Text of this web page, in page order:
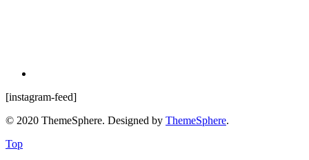
[instagram-feed]
© 2020 ThemeSphere. Designed by ThemeSphere.
Top